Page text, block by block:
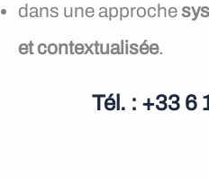
dans une approche
et contextualisée.
Tél. : +33 6